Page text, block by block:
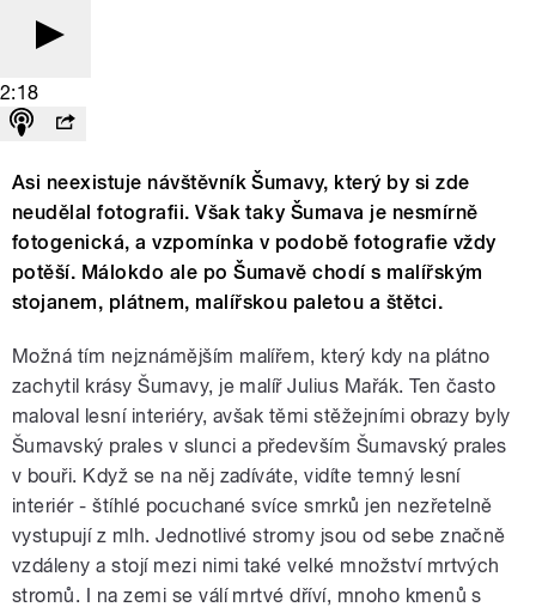
2:18
Asi neexistuje návštěvník Šumavy, který by si zde
neudělal fotografii. Však taky Šumava je nesmírně
fotogenická, a vzpomínka v podobě fotografie vždy
potěší. Málokdo ale po Šumavě chodí s malířským
stojanem, plátnem, malířskou paletou a štětci.
Možná tím nejznámějším malířem, který kdy na plátno
zachytil krásy Šumavy, je malíř Julius Mařák. Ten často
maloval lesní interiéry, avšak těmi stěžejními obrazy byly
Šumavský prales v slunci a především Šumavský prales
v bouři. Když se na něj zadíváte, vidíte temný lesní
interiér - štíhlé pocuchané svíce smrků jen nezřetelně
vystupují z mlh. Jednotlivé stromy jsou od sebe značně
vzdáleny a stojí mezi nimi také velké množství mrtvých
stromů. I na zemi se válí mrtvé dříví, mnoho kmenů s